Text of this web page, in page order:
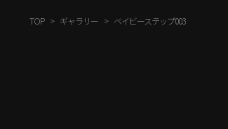
TOP ギャラリー ベイビーステップ003